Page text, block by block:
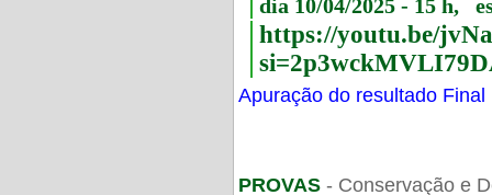
dia 10/04/2025 - 15 h,
https://youtu.be/
Apuração do resultado Final
PROVAS- Conservação e